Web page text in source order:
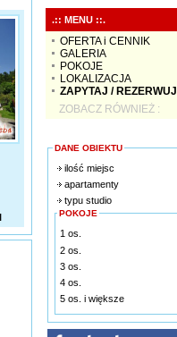
.:: MENU ::.
OFERTA i CENNIK
GALERIA
POKOJE
LOKALIZACJA
ZAPYTAJ / REZERWUJ
ZOBACZ RÓWNIEŻ :
DANE OBIEKTU
ilość miejsc
apartamenty
typu studio
POKOJE
1 os.
2 os.
3 os.
4 os.
5 os. i większe